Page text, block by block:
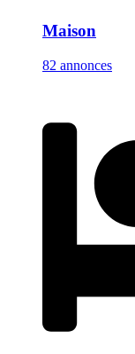
Maison
82 annonces